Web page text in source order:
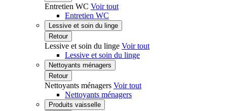
Entretien WC Voir tout
Entretien WC
Lessive et soin du linge
Retour
Lessive et soin du linge Voir tout
Lessive et soin du linge
Nettoyants ménagers
Retour
Nettoyants ménagers Voir tout
Nettoyants ménagers
Produits vaisselle